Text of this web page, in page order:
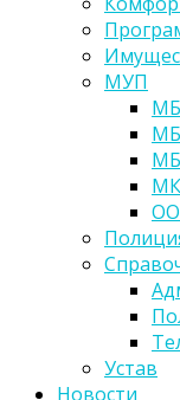
МУП
Устав
Новости